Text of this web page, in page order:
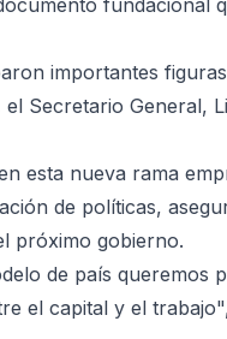
fundacional
importantes
Secretario General,
esta nueva rama
de políticas,
próximo gobierno.
de país queremos
el capital y el